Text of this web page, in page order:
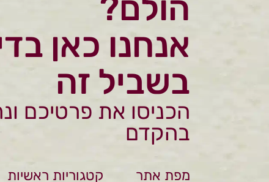
הולם?
אנחנו כאן
בשביל זה
הכניסו את פרטיכם
בהקדם
מפת אתר קטגוריות ראשיות